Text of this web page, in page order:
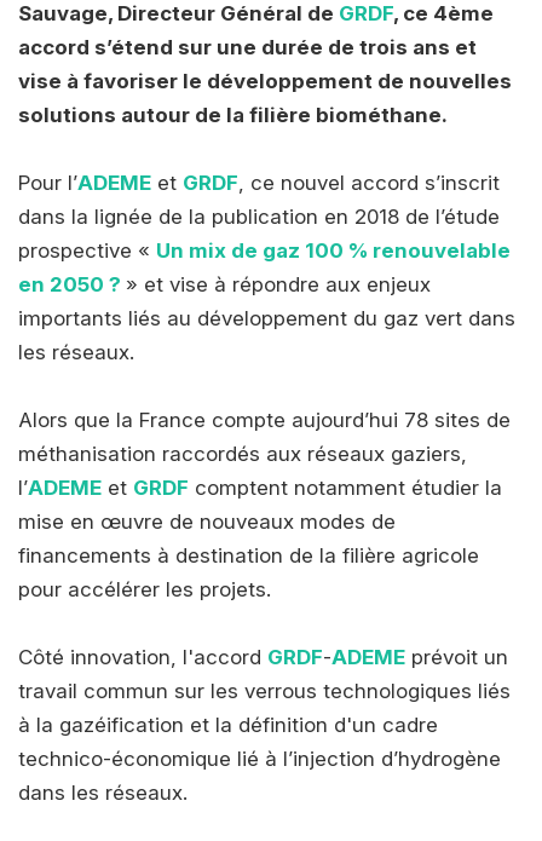
Sauvage, Directeur Général de GRDF, ce 4ème
accord s’étend sur une durée de trois ans et
vise à favoriser le développement de nouvelles
solutions autour de la filière biométhane.
Pour l’ADEME et GRDF, ce nouvel accord s’inscrit
dans la lignée de la publication en 2018 de l’étude
prospective « Un mix de gaz 100 % renouvelable
en 2050 ? » et vise à répondre aux enjeux
importants liés au développement du gaz vert dans
les réseaux.
Alors que la France compte aujourd’hui 78 sites de
méthanisation raccordés aux réseaux gaziers,
l’ADEME et GRDF comptent notamment étudier la
mise en œuvre de nouveaux modes de
financements à destination de la filière agricole
pour accélérer les projets.
Côté innovation, l'accord GRDF-ADEME prévoit un
travail commun sur les verrous technologiques liés
à la gazéification et la définition d'un cadre
technico-économique lié à l’injection d’hydrogène
dans les réseaux.